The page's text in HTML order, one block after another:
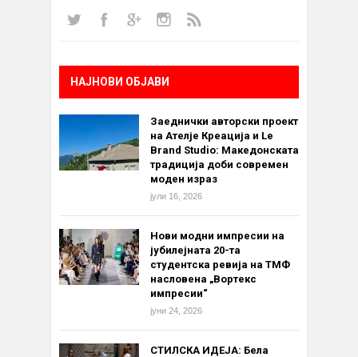
НАЈНОВИ ОБЈАВИ
Заеднички авторски проект
на Ателје Креација и Le
Brand Studio: Македонската
традиција доби современ
моден израз
јули 16, 2026
Нови модни импресии на
јубилејната 20-та
студентска ревија на ТМФ
насловена „Вортекс
импресии“
јуни 24, 2026
СТИЛСКА ИДЕЈА: Бела